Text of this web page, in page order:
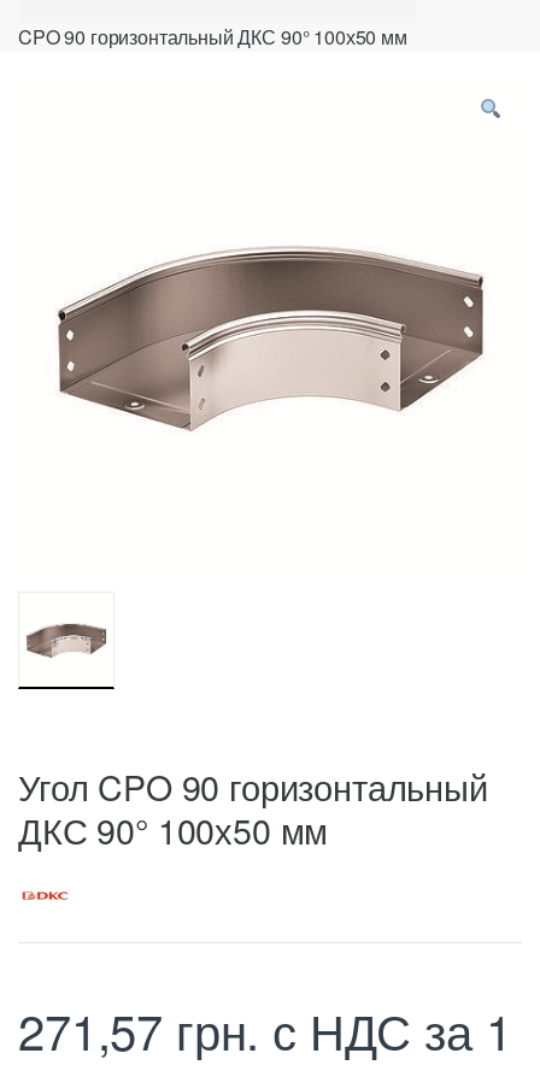
CPO 90 горизонтальный ДКС 90° 100х50 мм
Угол CPO 90 горизонтальный
ДКС 90° 100х50 мм
271,57 грн. с НДС за 1